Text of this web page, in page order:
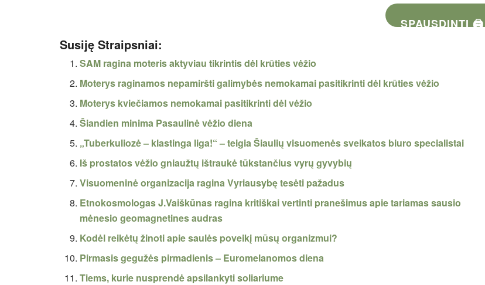
SPAUSDINTI 🖨
Susiję Straipsniai:
SAM ragina moteris aktyviau tikrintis dėl krūties vėžio
Moterys raginamos nepamiršti galimybės nemokamai pasitikrinti dėl krūties vėžio
Moterys kviečiamos nemokamai pasitikrinti dėl vėžio
Šiandien minima Pasaulinė vėžio diena
„Tuberkuliozė – klastinga liga!“ – teigia Šiaulių visuomenės sveikatos biuro specialistai
Iš prostatos vėžio gniaužtų ištraukė tūkstančius vyrų gyvybių
Visuomeninė organizacija ragina Vyriausybę tesėti pažadus
Etnokosmologas J.Vaiškūnas ragina kritiškai vertinti pranešimus apie tariamas sausio
mėnesio geomagnetines audras
Kodėl reikėtų žinoti apie saulės poveikį mūsų organizmui?
Pirmasis gegužės pirmadienis – Euromelanomos diena
Tiems, kurie nusprendė apsilankyti soliariume